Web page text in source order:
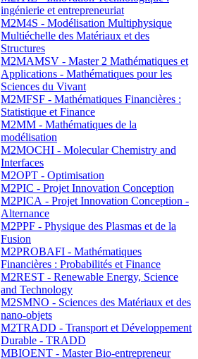
ingénierie et entrepreneuriat
M2M4S - Modélisation Multiphysique
Multiéchelle des Matériaux et des
Structures
M2MAMSV - Master 2 Mathématiques et
Applications - Mathématiques pour les
Sciences du Vivant
M2MFSF - Mathématiques Financières :
Statistique et Finance
M2MM - Mathématiques de la
modélisation
M2MOCHI - Molecular Chemistry and
Interfaces
M2OPT - Optimisation
M2PIC - Projet Innovation Conception
M2PICA - Projet Innovation Conception -
Alternance
M2PPF - Physique des Plasmas et de la
Fusion
M2PROBAFI - Mathématiques
Financières : Probabilités et Finance
M2REST - Renewable Energy, Science
and Technology
M2SMNO - Sciences des Matériaux et des
nano-objets
M2TRADD - Transport et Développement
Durable - TRADD
MBIOENT - Master Bio-entrepreneur